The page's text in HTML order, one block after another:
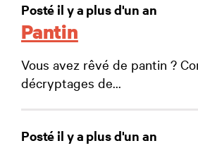
Posté il y a plus d'un an
Pantin
Vous avez rêvé de pantin ?
décryptages de...
Posté il y a plus d'un an